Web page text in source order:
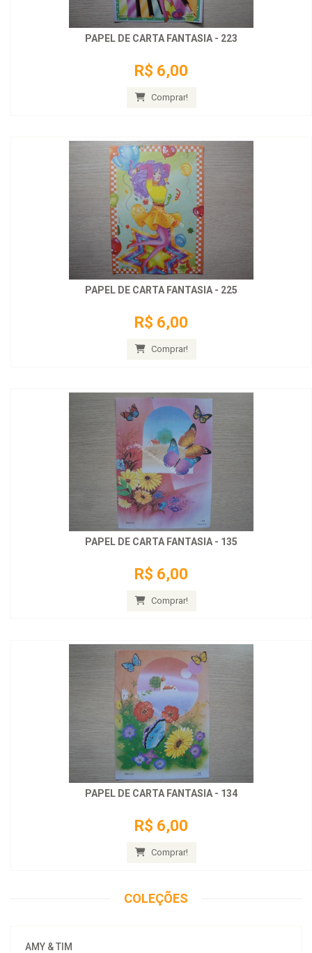
PAPEL DE CARTA FANTASIA - 223
R$ 6,00
Comprar!
PAPEL DE CARTA FANTASIA - 225
R$ 6,00
Comprar!
PAPEL DE CARTA FANTASIA - 135
R$ 6,00
Comprar!
PAPEL DE CARTA FANTASIA - 134
R$ 6,00
Comprar!
COLEÇÕES
AMY & TIM